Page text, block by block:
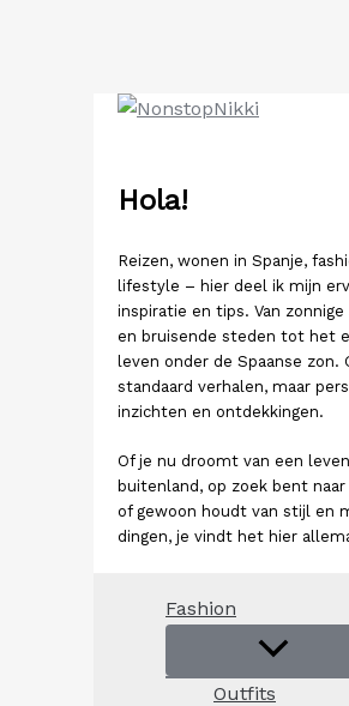
Hola!
Reizen, wonen in Spanje,
lifestyle – hier deel ik mijn
inspiratie en tips. Van
en bruisende steden tot het
leven onder de Spaanse zon.
standaard verhalen, maar
inzichten en ontdekkingen.
Of je nu droomt van een
buitenland, op zoek bent
of gewoon houdt van stijl en
dingen, je vindt het hier
Fashion
Outfits